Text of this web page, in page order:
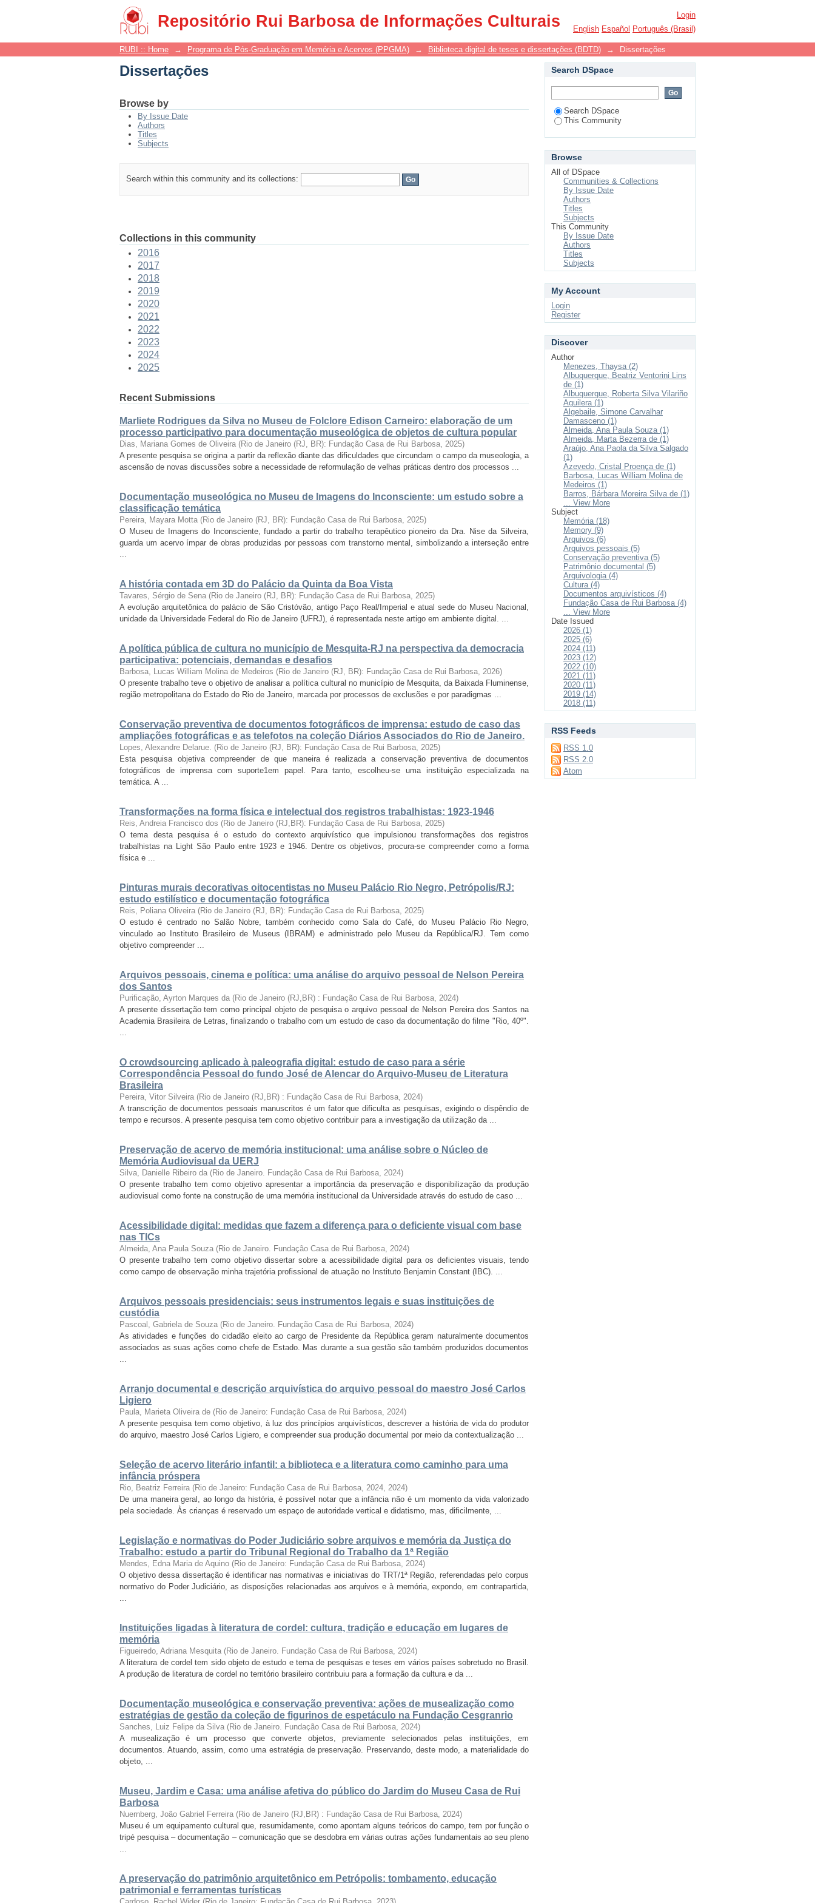
Repositório Rui Barbosa de Informações Culturais
Dissertações
Login
English Español Português (Brasil)
RUBI :: Home → Programa de Pós-Graduação em Memória e Acervos (PPGMA) → Biblioteca digital de teses e dissertações (BDTD) → Dissertações
Dissertações
Browse by
By Issue Date
Authors
Titles
Subjects
Search within this community and its collections:
Collections in this community
2016
2017
2018
2019
2020
2021
2022
2023
2024
2025
Recent Submissions
Marliete Rodrigues da Silva no Museu de Folclore Edison Carneiro: elaboração de um
processo participativo para documentação museológica de objetos de cultura popular
Dias, Mariana Gomes de Oliveira (Rio de Janeiro (RJ, BR): Fundação Casa de Rui Barbosa, 2025)
A presente pesquisa se origina a partir da reflexão diante das dificuldades que circundam o campo da museologia, a
ascensão de novas discussões sobre a necessidade de reformulação de velhas práticas dentro dos processos ...
Documentação museológica no Museu de Imagens do Inconsciente: um estudo sobre a
classificação temática
Pereira, Mayara Motta (Rio de Janeiro (RJ, BR): Fundação Casa de Rui Barbosa, 2025)
O Museu de Imagens do Inconsciente, fundado a partir do trabalho terapêutico pioneiro da Dra. Nise da Silveira,
guarda um acervo ímpar de obras produzidas por pessoas com transtorno mental, simbolizando a interseção entre
...
A história contada em 3D do Palácio da Quinta da Boa Vista
Tavares, Sérgio de Sena (Rio de Janeiro (RJ, BR): Fundação Casa de Rui Barbosa, 2025)
A evolução arquitetônica do palácio de São Cristóvão, antigo Paço Real/Imperial e atual sede do Museu Nacional,
unidade da Universidade Federal do Rio de Janeiro (UFRJ), é representada neste artigo em ambiente digital. ...
A política pública de cultura no município de Mesquita-RJ na perspectiva da democracia
participativa: potenciais, demandas e desafios
Barbosa, Lucas William Molina de Medeiros (Rio de Janeiro (RJ, BR): Fundação Casa de Rui Barbosa, 2026)
O presente trabalho teve o objetivo de analisar a política cultural no município de Mesquita, da Baixada Fluminense,
região metropolitana do Estado do Rio de Janeiro, marcada por processos de exclusões e por paradigmas ...
Conservação preventiva de documentos fotográficos de imprensa: estudo de caso das
ampliações fotográficas e as telefotos na coleção Diários Associados do Rio de Janeiro.
Lopes, Alexandre Delarue. (Rio de Janeiro (RJ, BR): Fundação Casa de Rui Barbosa, 2025)
Esta pesquisa objetiva compreender de que maneira é realizada a conservação preventiva de documentos
fotográficos de imprensa com suporte1em papel. Para tanto, escolheu-se uma instituição especializada na
temática. A ...
Transformações na forma física e intelectual dos registros trabalhistas: 1923-1946
Reis, Andreia Francisco dos (Rio de Janeiro (RJ,BR): Fundação Casa de Rui Barbosa, 2025)
O tema desta pesquisa é o estudo do contexto arquivístico que impulsionou transformações dos registros
trabalhistas na Light São Paulo entre 1923 e 1946. Dentre os objetivos, procura-se compreender como a forma
física e ...
Pinturas murais decorativas oitocentistas no Museu Palácio Rio Negro, Petrópolis/RJ:
estudo estilístico e documentação fotográfica
Reis, Poliana Oliveira (Rio de Janeiro (RJ, BR): Fundação Casa de Rui Barbosa, 2025)
O estudo é centrado no Salão Nobre, também conhecido como Sala do Café, do Museu Palácio Rio Negro,
vinculado ao Instituto Brasileiro de Museus (IBRAM) e administrado pelo Museu da República/RJ. Tem como
objetivo compreender ...
Arquivos pessoais, cinema e política: uma análise do arquivo pessoal de Nelson Pereira
dos Santos
Purificação, Ayrton Marques da (Rio de Janeiro (RJ,BR) : Fundação Casa de Rui Barbosa, 2024)
A presente dissertação tem como principal objeto de pesquisa o arquivo pessoal de Nelson Pereira dos Santos na
Academia Brasileira de Letras, finalizando o trabalho com um estudo de caso da documentação do filme "Rio, 40º".
...
O crowdsourcing aplicado à paleografia digital: estudo de caso para a série
Correspondência Pessoal do fundo José de Alencar do Arquivo-Museu de Literatura
Brasileira
Pereira, Vitor Silveira (Rio de Janeiro (RJ,BR) : Fundação Casa de Rui Barbosa, 2024)
A transcrição de documentos pessoais manuscritos é um fator que dificulta as pesquisas, exigindo o dispêndio de
tempo e recursos. A presente pesquisa tem como objetivo contribuir para a investigação da utilização da ...
Preservação de acervo de memória institucional: uma análise sobre o Núcleo de
Memória Audiovisual da UERJ
Silva, Danielle Ribeiro da (Rio de Janeiro. Fundação Casa de Rui Barbosa, 2024)
O presente trabalho tem como objetivo apresentar a importância da preservação e disponibilização da produção
audiovisual como fonte na construção de uma memória institucional da Universidade através do estudo de caso ...
Acessibilidade digital: medidas que fazem a diferença para o deficiente visual com base
nas TICs
Almeida, Ana Paula Souza (Rio de Janeiro. Fundação Casa de Rui Barbosa, 2024)
O presente trabalho tem como objetivo dissertar sobre a acessibilidade digital para os deficientes visuais, tendo
como campo de observação minha trajetória profissional de atuação no Instituto Benjamin Constant (IBC). ...
Arquivos pessoais presidenciais: seus instrumentos legais e suas instituições de
custódia
Pascoal, Gabriela de Souza (Rio de Janeiro. Fundação Casa de Rui Barbosa, 2024)
As atividades e funções do cidadão eleito ao cargo de Presidente da República geram naturalmente documentos
associados as suas ações como chefe de Estado. Mas durante a sua gestão são também produzidos documentos
...
Arranjo documental e descrição arquivística do arquivo pessoal do maestro José Carlos
Ligiero
Paula, Marieta Oliveira de (Rio de Janeiro: Fundação Casa de Rui Barbosa, 2024)
A presente pesquisa tem como objetivo, à luz dos princípios arquivísticos, descrever a história de vida do produtor
do arquivo, maestro José Carlos Ligiero, e compreender sua produção documental por meio da contextualização ...
Seleção de acervo literário infantil: a biblioteca e a literatura como caminho para uma
infância próspera
Rio, Beatriz Ferreira (Rio de Janeiro: Fundação Casa de Rui Barbosa, 2024, 2024)
De uma maneira geral, ao longo da história, é possível notar que a infância não é um momento da vida valorizado
pela sociedade. Às crianças é reservado um espaço de autoridade vertical e didatismo, mas, dificilmente, ...
Legislação e normativas do Poder Judiciário sobre arquivos e memória da Justiça do
Trabalho: estudo a partir do Tribunal Regional do Trabalho da 1ª Região
Mendes, Edna Maria de Aquino (Rio de Janeiro: Fundação Casa de Rui Barbosa, 2024)
O objetivo dessa dissertação é identificar nas normativas e iniciativas do TRT/1ª Região, referendadas pelo corpus
normativo do Poder Judiciário, as disposições relacionadas aos arquivos e à memória, expondo, em contrapartida,
...
Instituições ligadas à literatura de cordel: cultura, tradição e educação em lugares de
memória
Figueiredo, Adriana Mesquita (Rio de Janeiro. Fundação Casa de Rui Barbosa, 2024)
A literatura de cordel tem sido objeto de estudo e tema de pesquisas e teses em vários países sobretudo no Brasil.
A produção de literatura de cordel no território brasileiro contribuiu para a formação da cultura e da ...
Documentação museológica e conservação preventiva: ações de musealização como
estratégias de gestão da coleção de figurinos de espetáculo na Fundação Cesgranrio
Sanches, Luiz Felipe da Silva (Rio de Janeiro. Fundação Casa de Rui Barbosa, 2024)
A musealização é um processo que converte objetos, previamente selecionados pelas instituições, em
documentos. Atuando, assim, como uma estratégia de preservação. Preservando, deste modo, a materialidade do
objeto, ...
Museu, Jardim e Casa: uma análise afetiva do público do Jardim do Museu Casa de Rui
Barbosa
Nuernberg, João Gabriel Ferreira (Rio de Janeiro (RJ,BR) : Fundação Casa de Rui Barbosa, 2024)
Museu é um equipamento cultural que, resumidamente, como apontam alguns teóricos do campo, tem por função o
tripé pesquisa – documentação – comunicação que se desdobra em várias outras ações fundamentais ao seu pleno
...
A preservação do patrimônio arquitetônico em Petrópolis: tombamento, educação
patrimonial e ferramentas turísticas
Search DSpace
Search DSpace
This Community
Browse
All of DSpace
Communities & Collections
By Issue Date
Authors
Titles
Subjects
This Community
By Issue Date
Authors
Titles
Subjects
My Account
Login
Register
Discover
Author
Menezes, Thaysa (2)
Albuquerque, Beatriz Ventorini Lins
de (1)
Albuquerque, Roberta Silva Vilariño
Aguilera (1)
Algebaile, Simone Carvalhar
Damasceno (1)
Almeida, Ana Paula Souza (1)
Almeida, Marta Bezerra de (1)
Araújo, Ana Paola da Silva Salgado
(1)
Azevedo, Cristal Proença de (1)
Barbosa, Lucas William Molina de
Medeiros (1)
Barros, Bárbara Moreira Silva de (1)
... View More
Subject
Memória (18)
Memory (9)
Arquivos (6)
Arquivos pessoais (5)
Conservação preventiva (5)
Patrimônio documental (5)
Arquivologia (4)
Cultura (4)
Documentos arquivísticos (4)
Fundação Casa de Rui Barbosa (4)
... View More
Date Issued
2026 (1)
2025 (6)
2024 (11)
2023 (12)
2022 (10)
2021 (11)
2020 (11)
2019 (14)
2018 (11)
RSS Feeds
RSS 1.0
RSS 2.0
Atom